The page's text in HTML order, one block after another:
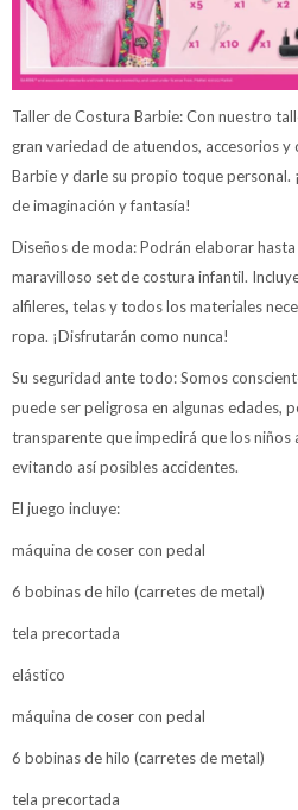
Taller de Costura Barbie: Con nuestro
gran variedad de atuendos, accesorios
Barbie y darle su propio toque personal.
de imaginación y fantasía!
Diseños de moda: Podrán elaborar
maravilloso set de costura infantil.
alfileres, telas y todos los materiales
ropa. ¡Disfrutarán como nunca!
Su seguridad ante todo: Somos
puede ser peligrosa en algunas edades,
transparente que impedirá que los niños
evitando así posibles accidentes.
El juego incluye:
máquina de coser con pedal
6 bobinas de hilo (carretes de metal)
tela precortada
elástico
máquina de coser con pedal
6 bobinas de hilo (carretes de metal)
tela precortada